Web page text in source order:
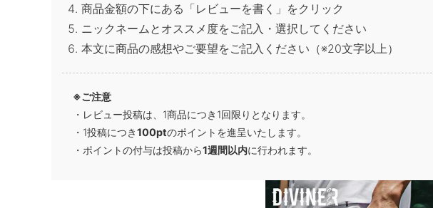
商品金額の下にある「レビューを書く」をクリック
ニックネームとオススメ度をご記入・選択してください
本文に商品の感想やご要望をご記入ください（※20文字以上）
※ご注意
・レビュー投稿は、1商品につき1回限りとなります。
・1投稿につき100ptのポイントを進呈いたします。
・ポイントの付与は投稿から1週間以内に行われます。